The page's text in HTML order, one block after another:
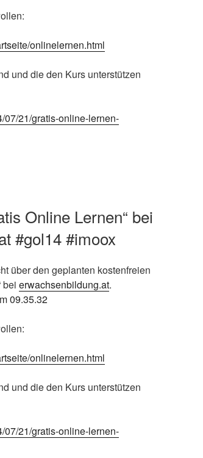
onlinelernen.html
und die den Kurs unterstützen
07/21/gratis-online-lernen-
Online Lernen“ bei
#gol14 #imoox
über den geplanten kostenfreien
bei erwachsenbildung.at.
onlinelernen.html
und die den Kurs unterstützen
07/21/gratis-online-lernen-